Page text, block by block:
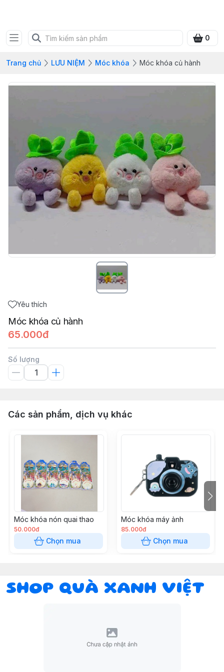
0
Trang chủ LƯU NIỆM Móc khóa Móc khóa củ hành
Yêu thích
Móc khóa củ hành
65.000đ
Số lượng
Các sản phẩm, dịch vụ khác
Móc khóa nón quai thao
50.000đ
Chọn mua
Móc khóa máy ảnh
85.000đ
Chọn mua
SHOP QUÀ XANH VIỆT